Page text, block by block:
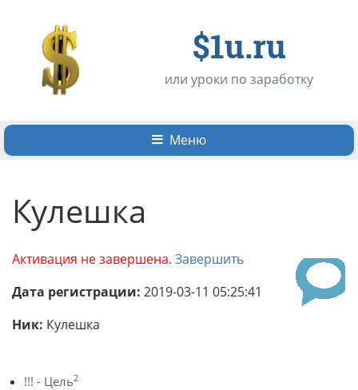
$1u.ru
или уроки по заработку
Меню
Кулешка
Активация не завершена. Завершить
Дата регистрации: 2019-03-11 05:25:41
Ник: Кулешка
!!! - Цель2